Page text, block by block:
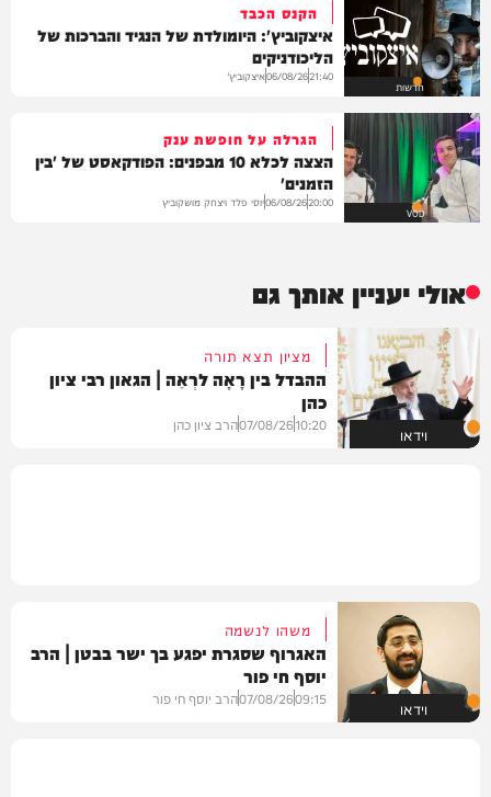
חדשות
הקנס הכבד
איצקוביץ': היומולדת של הנגיד והברכות של
הליכודניקים
21:40
06/08/26איצקוביץ'
VOD
הגרלה על חופשת ענק
הצצה לכלא 10 מבפנים: הפודקאסט של 'בין
הזמנים'
20:00
06/08/26יוסי פלד ויצחק מושקוביץ
אולי יעניין אותך גם
וידאו
מציון תצא תורה
ההבדל בין רָאָה לרְאֵה | הגאון רבי ציון
כהן
10:20
07/08/26הרב ציון כהן
וידאו
משהו לנשמה
האגרוף שסגרת יפגע בך ישר בבטן | הרב
יוסף חי פור
09:15
07/08/26הרב יוסף חי פור